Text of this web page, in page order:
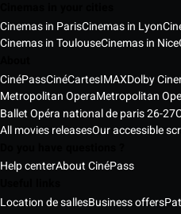
Cinemas in ParisCinemas in Lyon
Cinemas in ToulouseCinemas in Nice
CinéPassCinéCartesIMAXDolby
Metropolitan OperaMetropolitan
Ballet Opéra national de paris 26-27
All movies releasesOur accessible
Help centerAbout CinéPass
Location de sallesBusiness offers